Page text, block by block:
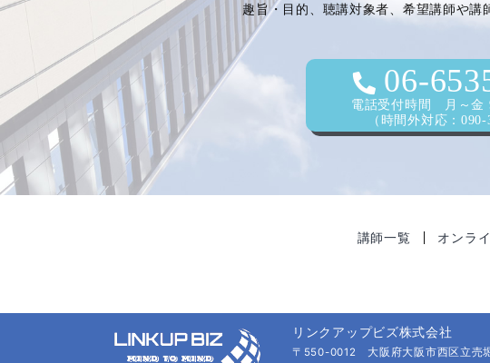
ー
シ
ョ
ン
趣旨・目的、聴講対象者、希望講師や
06-
電話受付時間 月～金
（時間外対応：090-
講師一覧 オンラ
リンクアップビズ株式会社
〒550-0012 大阪府大阪市西区立売